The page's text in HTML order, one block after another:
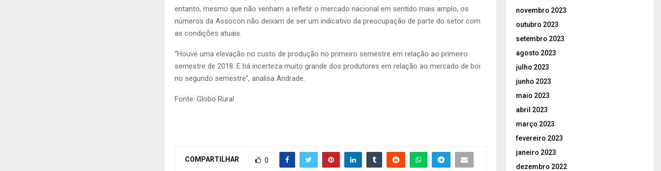
entanto, mesmo que não venham a refletir o mercado nacional em sentido mais amplo, os
números da Assocon não deixam de ser um indicativo da preocupação de parte do setor com
as condições atuais.
“Houve uma elevação no custo de produção no primeiro semestre em relação ao primeiro
semestre de 2018. E há incerteza muito grande dos produtores em relação ao mercado de boi
no segundo semestre”, analisa Andrade.
Fonte: Globo Rural
COMPARTILHAR 0
novembro 2023
outubro 2023
setembro 2023
agosto 2023
julho 2023
junho 2023
maio 2023
abril 2023
março 2023
fevereiro 2023
janeiro 2023
dezembro 2022